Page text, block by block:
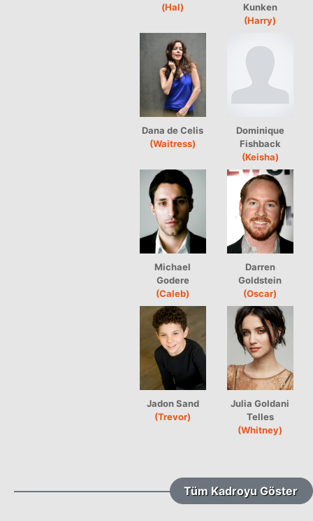
(Hal)
Kunken
(Harry)
Dana de Celis
(Waitress)
Dominique
Fishback
(Keisha)
Michael
Godere
(Caleb)
Darren
Goldstein
(Oscar)
Jadon Sand
(Trevor)
Julia Goldani
Telles
(Whitney)
Tüm Kadroyu Göster